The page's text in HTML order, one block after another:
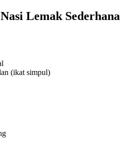
Lemak Sederhana
(ikat simpul)